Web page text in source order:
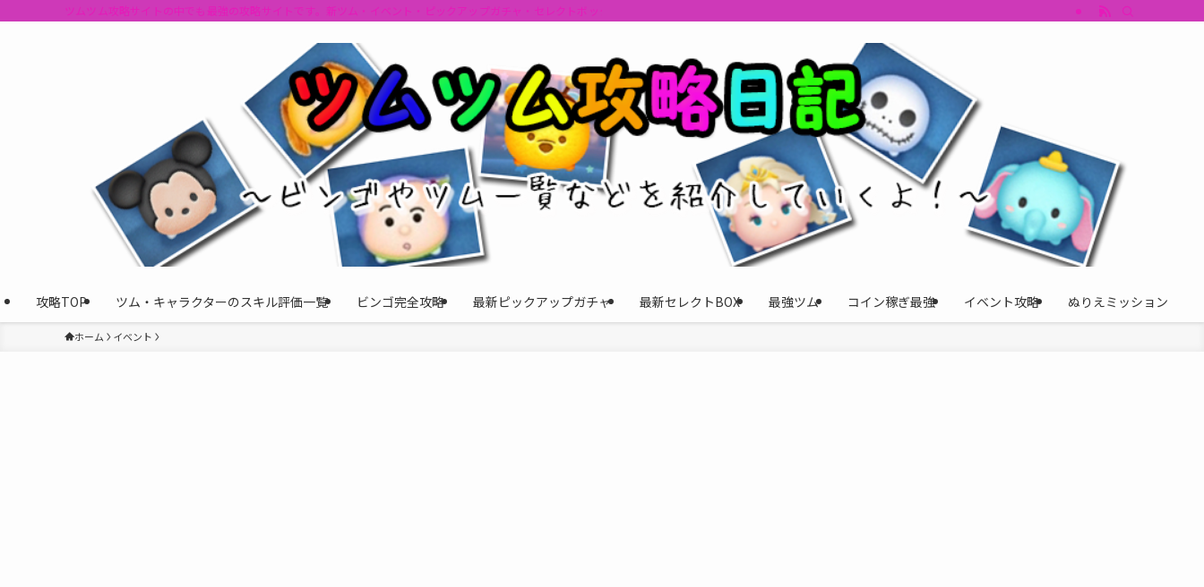
ツムツム攻略サイトの中でも最強の攻略サイトです。新ツム・イベント・ピックアップガチャ・セレクトボックスの情報を最速で提供しビンゴのおすすめツム・キャラ評価も丁寧に解説。ツムツムイベント、ツムツム攻略、ツムツ
攻略TOP ツム・キャラクターのスキル評価一覧 ビンゴ完全攻略 最新ピックアップガチャ 最新セレクトBOX 最強ツム コイン稼ぎ最強 イベント攻略 ぬりえミッション
ホーム イベント